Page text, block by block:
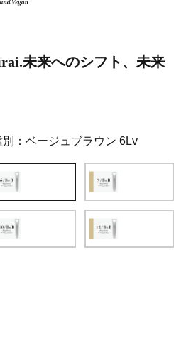
未来へのシフト、未来
ベージュブラウン 6Lv